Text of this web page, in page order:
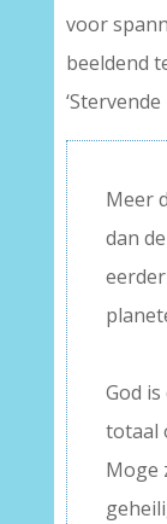
voor
beeldend
Meer
dan
God
totaal
Moge